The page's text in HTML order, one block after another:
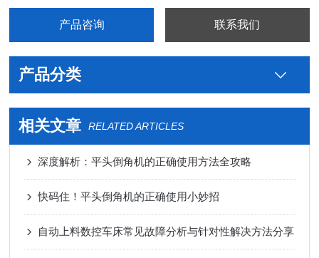
产品咨询 联系我们
产品分类
相关文章 RELATED ARTICLES
深度解析：平头倒角机的正确使用方法全攻略
快码住！平头倒角机的正确使用小妙招
自动上料数控车床常见故障分析与针对性解决方法分享